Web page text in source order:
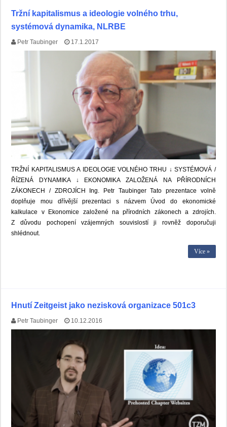
Tržní kapitalismus a ideologie volného trhu,
systémová dynamika, NLRBE
Petr Taubinger 17.1.2017
TRŽNÍ KAPITALISMUS A IDEOLOGIE VOLNÉHO TRHU ↓ SYSTÉMOVÁ /
ŘÍZENÁ DYNAMIKA ↓ EKONOMIKA ZALOŽENÁ NA PŘÍRODNÍCH
ZÁKONECH / ZDROJÍCH Ing. Petr Taubinger Tato prezentace volně
doplňuje mou dřívější prezentaci s názvem Úvod do ekonomické
kalkulace v Ekonomice založené na přírodních zákonech a zdrojích.
Z důvodu pochopení vzájemných souvislostí ji rovněž doporučuji
shlédnout.
Více »
Hnutí Zeitgeist jako nezisková organizace 501c3
Petr Taubinger 10.12.2016